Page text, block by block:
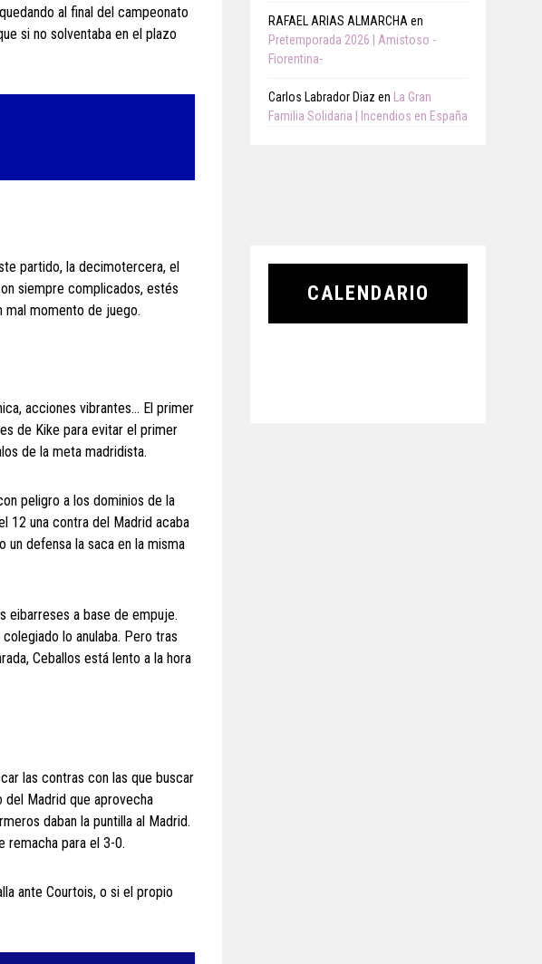
al final del campeonato
si no solventaba en el plazo
partido, la decimotercera, el
siempre complicados, estés
mal momento de juego.
acciones vibrantes… El primer
de Kike para evitar el primer
de la meta madridista.
peligro a los dominios de la
12 una contra del Madrid acaba
un defensa la saca en la misma
eibarreses a base de empuje.
lo anulaba. Pero tras
Ceballos está lento a la hora
las contras con las que buscar
del Madrid que aprovecha
daban la puntilla al Madrid.
remacha para el 3-0.
ante Courtois, o si el propio
RAFAEL ARIAS ALMARCHA en
Pretemporada 2026 | Amistoso -
Fiorentina-
Carlos Labrador Diaz en
La Gran
Familia Solidaria | Incendios en España
CALENDARIO